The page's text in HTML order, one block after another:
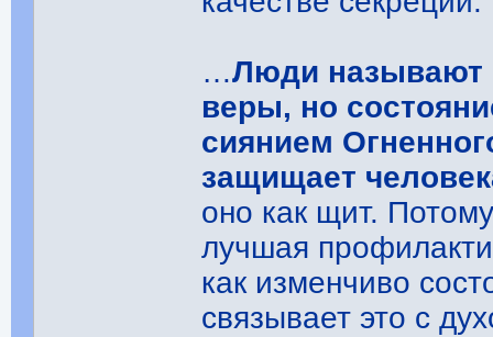
…Люди называют
веры, но
сиянием
защищает
оно как щит.
лучшая
как изменчиво
связывает это с